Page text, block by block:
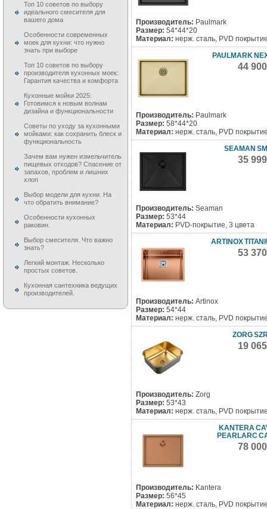
Производитель: Paulmark
Размер: 54*44*20
Материал: нерж. сталь, PVD
PAULMARK
44
Производитель: Paulmark
Размер: 58*44*20
Материал: нерж. сталь, PVD
SEAMAN
35
Производитель: Seaman
Размер: 53*44
Материал: PVD-покрытие, 3 цвета
ARTINOX
53
Производитель: Artinox
Размер: 54*44
Материал: нерж. сталь, PVD
ZORG
19
Производитель: Zorg
Размер: 53*43
Материал: нерж. сталь, PVD
KANTERA
PEARLARC
78
Производитель: Kantera
Размер: 56*45
Материал: нерж. сталь, PVD
Топ 10 советов по выбору
идеального смесителя для
вашего дома
Особенности современных
моек для кухни: что нужно
знать при выборе
Топ 10 советов по выбору
производителя кухонных моек:
Гарантия качества и комфорта
Кухонные мойки 2025:
Готовимся к новым волнам
дизайна и функциональности
Советы по уходу за кухонными
мойками: как сохранить блеск и
функциональность
Зачем вам нужен измельчитель
пищевых отходов? Спасение от
запахов, проблем и лишних
хлоп
Выбор модели для кухни. На
что обратить внимание?
Особенности кухонных
раковин.
Выбор смесителя. Что важно
знать?
Легкий монтаж. Несколько
простых советов.
Кухонная сантехника ведущих
производителей.